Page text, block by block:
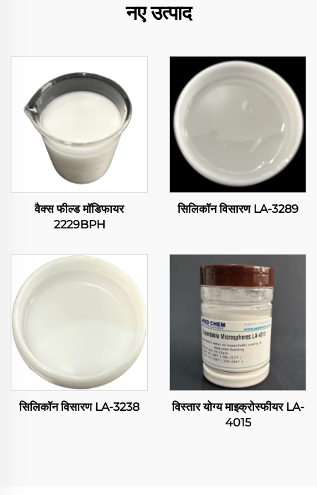
नए उत्पाद
वैक्स फील्ड मॉडिफायर
2229BPH
सिलिकॉन विसारण LA-3289
सिलिकॉन विसारण LA-3238
विस्तार योग्य माइक्रोस्फीयर LA-
4015